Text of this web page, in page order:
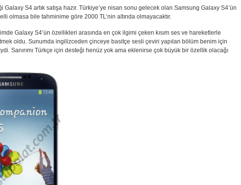
Galaxy S4 artık satışa hazır. Türkiye’ye nisan sonu gelecek olan Samsung Galaxy S4’ün
olmasa bile tahminime göre 2000 TL’nin altında olmayacaktır.
Galaxy S4’ün özellikleri arasında en çok ilgimi çeken kısım ses ve hareketlerle
oldu. Sunumda ingilizceden çinceye basitçe sesli çeviri yapılan bölüm benim için
Sanırımı Türkçe için desteği henüz yok ama eklenirse çok büyük bir özellik olacağı